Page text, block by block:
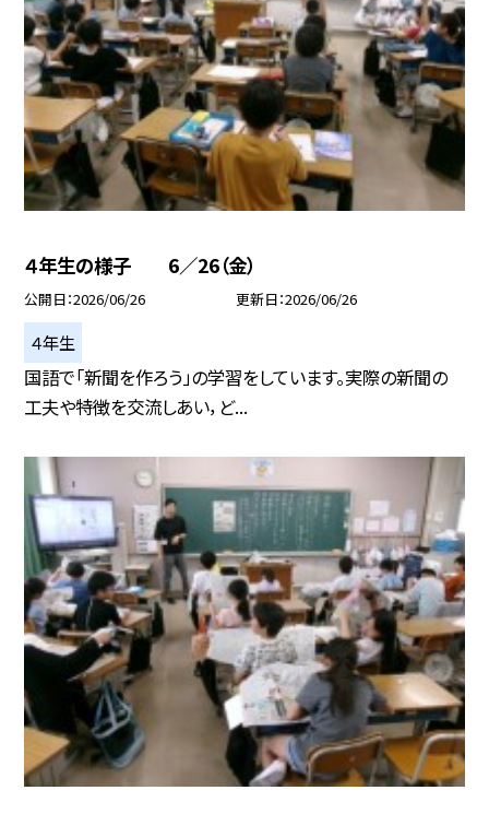
４年生の様子 6／26（金）
公開日 2026/06/26 更新日 2026/06/26
４年生
国語で「新聞を作ろう」の学習をしています。実際の新聞の
工夫や特徴を交流しあい，ど...